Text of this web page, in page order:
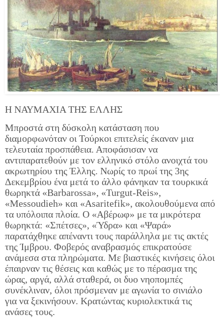
Η ΝΑΥΜΑΧΙΑ ΤΗΣ ΕΛΛΗΣ
Μπροστά στη δύσκολη κατάσταση που
διαμορφωνόταν οι Τούρκοι επιτελείς έκαναν μια
τελευταία προσπάθεια. Αποφάσισαν να
αντιπαρατεθούν με τον ελληνικό στόλο ανοιχτά του
ακρωτηρίου της Έλλης. Νωρίς το πρωί της 3ης
Δεκεμβρίου ένα μετά το άλλο φάνηκαν τα τουρκικά
θωρηκτά «Barbarossa», «Turgut-Reis»,
«Messoudieh» και «Asaritefik», ακολουθούμενα από
τα υπόλοιπα πλοία. Ο «Αβέρωφ» με τα μικρότερα
θωρηκτά: «Σπέτσες», «Ύδρα» και «Ψαρά»
παρατάχθηκε απέναντι τους παράλληλα με τις ακτές
της Ίμβρου. Φοβερός αναβρασμός επικρατούσε
ανάμεσα στα πληρώματα. Με βιαστικές κινήσεις όλοι
έπαιρναν τις θέσεις και καθώς με το πέρασμα της
ώρας, αργά, αλλά σταθερά, οι δυο νηοπομπές
συνέκλιναν, όλοι πρόσμεναν με αγωνία το σινιάλο
για να ξεκινήσουν. Κρατώντας κυριολεκτικά τις
ανάσες τους.